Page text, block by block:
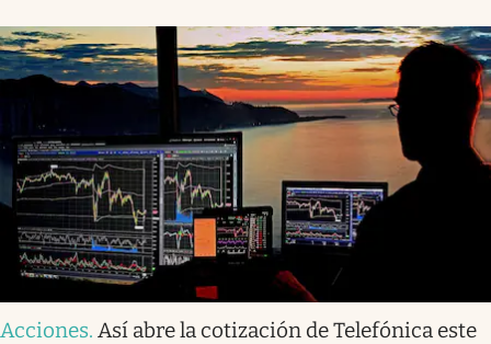
Acciones. Así abre la cotización de Telefónica este